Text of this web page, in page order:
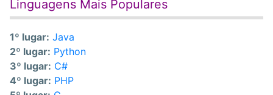
Linguagens Mais Populares
1º lugar: Java
2º lugar: Python
3º lugar: C#
4º lugar: PHP